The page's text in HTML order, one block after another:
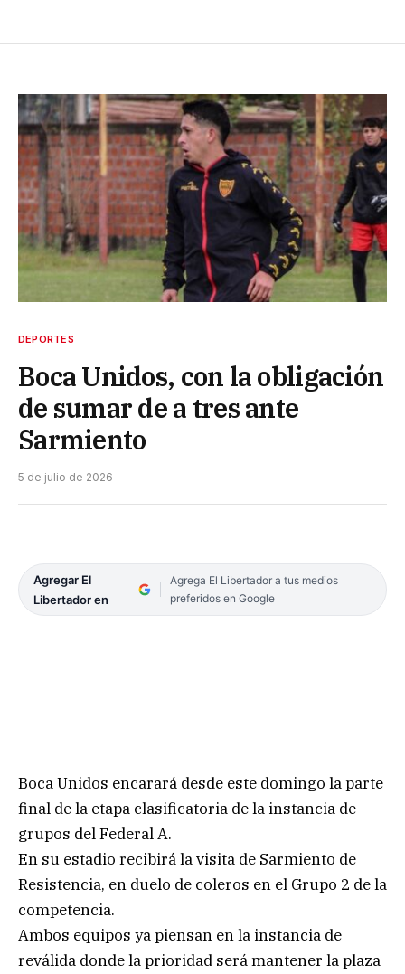
DEPORTES
Boca Unidos, con la obligación
de sumar de a tres ante
Sarmiento
5 de julio de 2026
Agregar El
Libertador en
Agrega El Libertador a tus medios
preferidos en Google
Boca Unidos encarará desde este domingo la parte
final de la etapa clasificatoria de la instancia de
grupos del Federal A.
En su estadio recibirá la visita de Sarmiento de
Resistencia, en duelo de coleros en el Grupo 2 de la
competencia.
Ambos equipos ya piensan en la instancia de
reválida donde la prioridad será mantener la plaza